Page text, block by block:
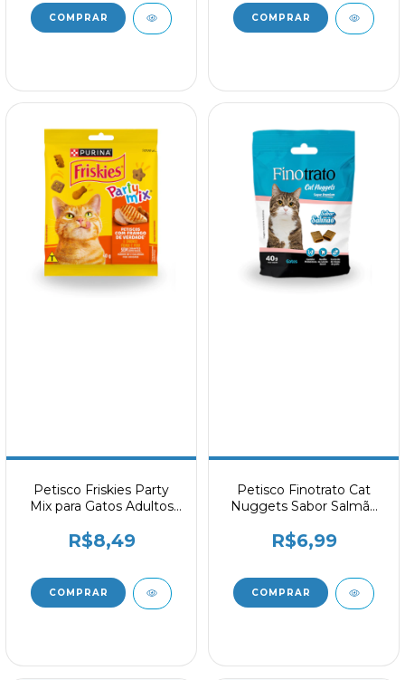
Petisco Friskies Party
Mix para Gatos Adultos
Peru 40g
R$8,49
Petisco Finotrato Cat
Nuggets Sabor Salmão
R$6,99